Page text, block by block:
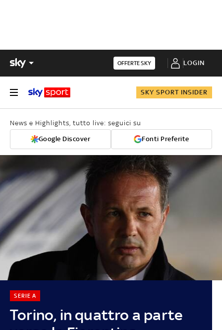
OFFERTE SKY LOGIN
SKY SPORT INSIDER
News e Highlights, tutto live: seguici su
Google Discover Fonti Preferite
Torino, in quattro a parte
SERIE A